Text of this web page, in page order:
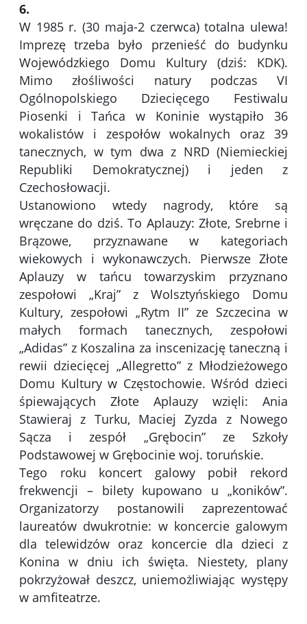
6.
W 1985 r. (30 maja-2 czerwca) totalna ulewa!
Imprezę trzeba było przenieść do budynku
Wojewódzkiego Domu Kultury (dziś: KDK).
Mimo złośliwości natury podczas VI
Ogólnopolskiego Dziecięcego Festiwalu
Piosenki i Tańca w Koninie wystąpiło 36
wokalistów i zespołów wokalnych oraz 39
tanecznych, w tym dwa z NRD (Niemieckiej
Republiki Demokratycznej) i jeden z
Czechosłowacji.
Ustanowiono wtedy nagrody, które są
wręczane do dziś. To Aplauzy: Złote, Srebrne i
Brązowe, przyznawane w kategoriach
wiekowych i wykonawczych. Pierwsze Złote
Aplauzy w tańcu towarzyskim przyznano
zespołowi „Kraj” z Wolsztyńskiego Domu
Kultury, zespołowi „Rytm II” ze Szczecina w
małych formach tanecznych, zespołowi
„Adidas” z Koszalina za inscenizację taneczną i
rewii dziecięcej „Allegretto” z Młodzieżowego
Domu Kultury w Częstochowie. Wśród dzieci
śpiewających Złote Aplauzy wzięli: Ania
Stawieraj z Turku, Maciej Zyzda z Nowego
Sącza i zespół „Grębocin” ze Szkoły
Podstawowej w Grębocinie woj. toruńskie.
Tego roku koncert galowy pobił rekord
frekwencji – bilety kupowano u „koników”.
Organizatorzy postanowili zaprezentować
laureatów dwukrotnie: w koncercie galowym
dla telewidzów oraz koncercie dla dzieci z
Konina w dniu ich święta. Niestety, plany
pokrzyżował deszcz, uniemożliwiając występy
w amfiteatrze.